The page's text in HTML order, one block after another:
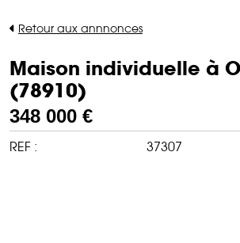
Retour aux annnonces
Maison individuelle à
(78910)
348 000 €
REF : 37307